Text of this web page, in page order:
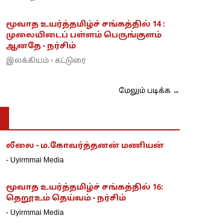
மூவாத உயர்த்தமிழ்ச் சங்கத்தில் 14 :
முலையிடைப் பள்ளம் பெருங்குளம்
ஆனதே - நர்சிம்
இலக்கியம் › கட்டுரை
மேலும் படிக்க →
லீலை - ம.கோவர்த்தனன் மணியன்
- Uyirmmai Media
மூவாத உயர்த்தமிழ்ச் சங்கத்தில் 16:
தெறூஉம் தெய்வம் - நர்சிம்
- Uyirmmai Media